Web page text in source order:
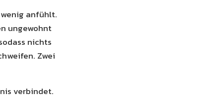
anfühlt.
ungewohnt
nichts
Zwei
verbindet.